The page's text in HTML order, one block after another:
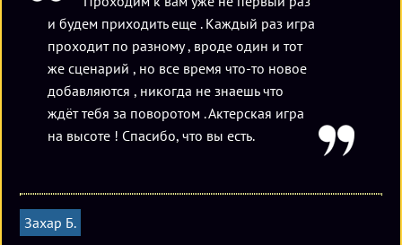
и будем приходить еще . Каждый раз игра
проходит по разному , вроде один и тот
же сценарий , но все время что-то новое
добавляются , никогда не знаешь что
ждёт тебя за поворотом . Актерская игра
на высоте ! Спасибо, что вы есть.
Захар Б.